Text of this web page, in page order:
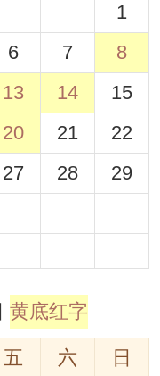
1
6 7
8
13 14
15
20 21
22
27 28
29
黄底红字
五 六
日